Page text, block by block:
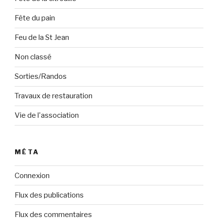
Fête du pain
Feu de la St Jean
Non classé
Sorties/Randos
Travaux de restauration
Vie de l'association
MÉTA
Connexion
Flux des publications
Flux des commentaires